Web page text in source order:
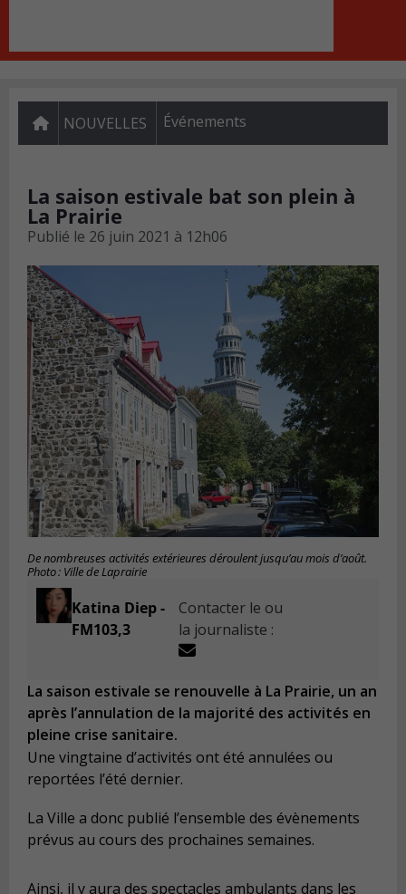
NOUVELLES Événements
La saison estivale bat son plein à
La Prairie
Publié le 26 juin 2021 à 12h06
De nombreuses activités extérieures déroulent jusqu’au mois d’août.
Photo : Ville de Laprairie
Katina Diep -
FM103,3
Contacter le ou
la journaliste :
La saison estivale se renouvelle à La Prairie, un an
après l’annulation de la majorité des activités en
pleine crise sanitaire.
Une vingtaine d’activités ont été annulées ou
reportées l’été dernier.
La Ville a donc publié l’ensemble des évènements
prévus au cours des prochaines semaines.
Ainsi, il y aura des spectacles ambulants dans les